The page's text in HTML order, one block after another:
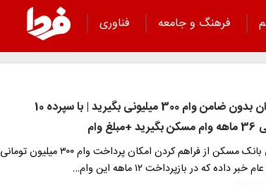
فرهنگ و جامعه
فناوری
کارمندان بدون ضامن وام 300 میلیونی بگیرید | با سپرده 10
وام
درحالی بانک مسکن از فراهم کردن امکان پرداخت وام ۳۰۰ میلیون تومانی
خبر داده که در بازپرداخت ۱۲ ماهه این وام…